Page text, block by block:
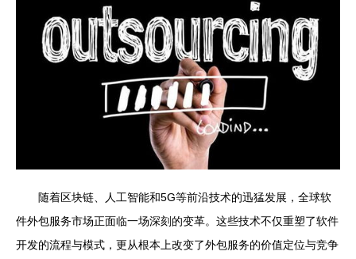
随着区块链、人工智能和5G等前沿技术的迅猛发展，全球软
件外包服务市场正面临一场深刻的变革。这些技术不仅重塑了软件
开发的流程与模式，更从根本上改变了外包服务的价值定位与竞争